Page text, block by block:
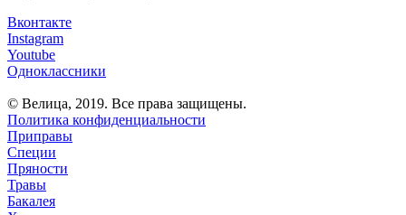
Вконтакте
Instagram
Youtube
Одноклассники
© Велица, 2019. Все права защищены.
Политика конфиденциальности
Приправы
Специи
Пряности
Травы
Бакалея